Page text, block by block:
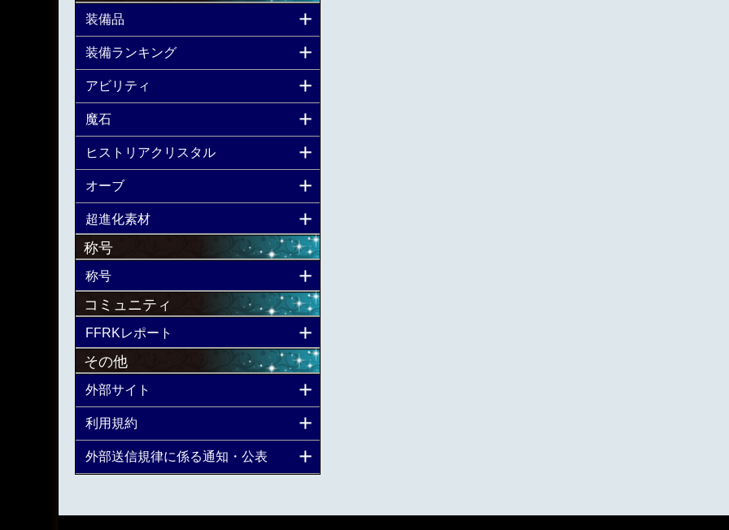
装備品
装備ランキング
アビリティ
魔石
ヒストリアクリスタル
オーブ
超進化素材
称号
称号
コミュニティ
FFRKレポート
その他
外部サイト
利用規約
外部送信規律に係る通知・公表